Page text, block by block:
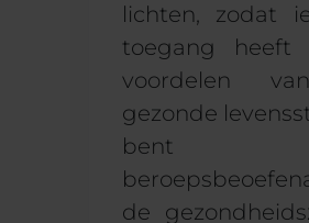
lichten, zodat
toegang
voordelen
gezonde
bent
de